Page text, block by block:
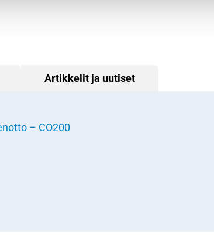
Artikkelit ja uutiset
– CO200